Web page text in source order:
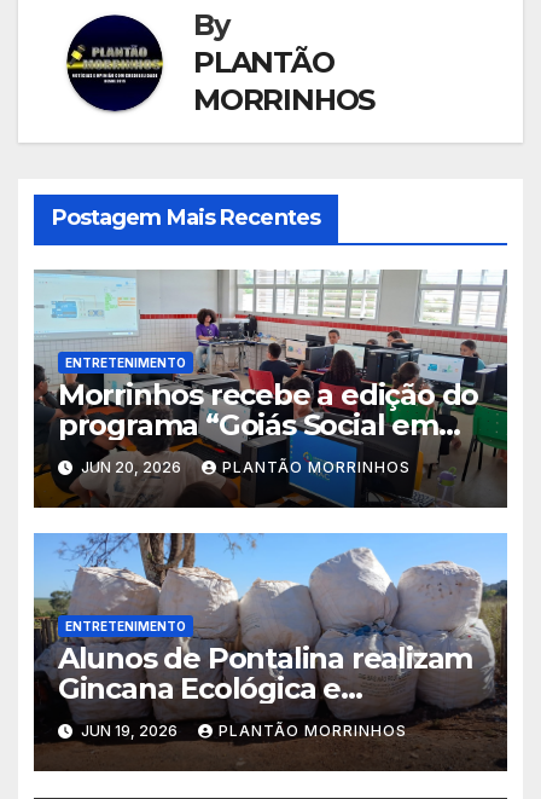
By
PLANTÃO
MORRINHOS
Postagem Mais Recentes
ENTRETENIMENTO
Morrinhos recebe a edição do
programa “Goiás Social em
Ação” com diversos serviços
gratuitos
JUN 20, 2026 PLANTÃO MORRINHOS
ENTRETENIMENTO
Alunos de Pontalina realizam
Gincana Ecológica e
conquistam visita ao Parque
Jatobá Centenário em
Morrinhos.
JUN 19, 2026 PLANTÃO MORRINHOS